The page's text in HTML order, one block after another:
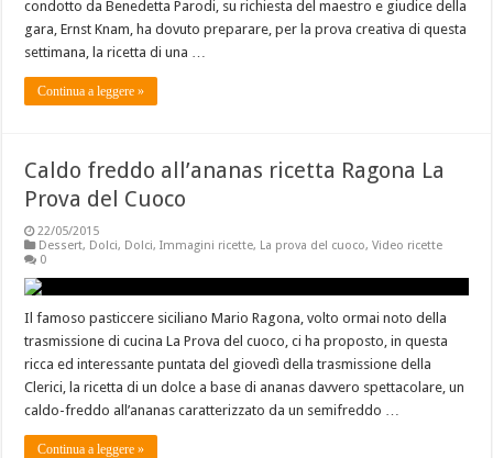
condotto da Benedetta Parodi, su richiesta del maestro e giudice della
gara, Ernst Knam, ha dovuto preparare, per la prova creativa di questa
settimana, la ricetta di una …
Continua a leggere »
Caldo freddo all’ananas ricetta Ragona La
Prova del Cuoco
22/05/2015
Dessert, Dolci, Dolci,Immagini ricette, La prova del cuoco,Video ricette
0
Il famoso pasticcere siciliano Mario Ragona, volto ormai noto della
trasmissione di cucina La Prova del cuoco, ci ha proposto, in questa
ricca ed interessante puntata del giovedì della trasmissione della
Clerici, la ricetta di un dolce a base di ananas davvero spettacolare, un
caldo-freddo all’ananas caratterizzato da un semifreddo …
Continua a leggere »